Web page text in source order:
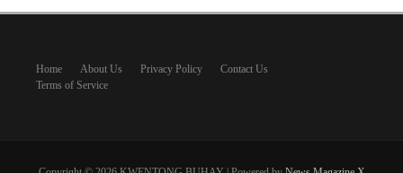
Home About Us Privacy Policy
Contact Us
Terms of Service